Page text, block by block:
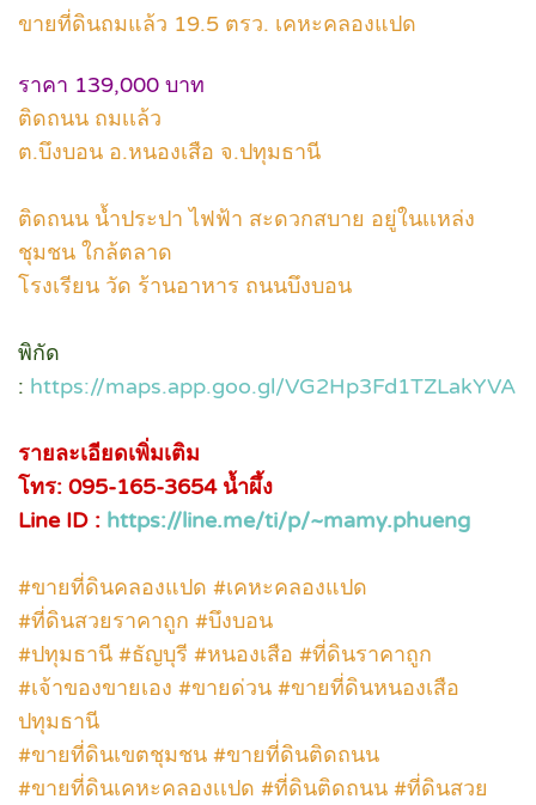
ขายที่ดินถมแล้ว 19.5 ตรว. เคหะคลองแปด
ราคา 139,000 บาท
ติดถนน ถมเเล้ว
ต.บึงบอน อ.หนองเสือ จ.ปทุมธานี
ติดถนน น้ำประปา ไฟฟ้า สะดวกสบาย อยู่ในเเหล่ง
ชุมชน ใกล้ตลาด
โรงเรียน วัด ร้านอาหาร ถนนบึงบอน
พิกัด
: https://maps.app.goo.gl/VG2Hp3Fd1TZLakYVA
รายละเอียดเพิ่มเติม
โทร: 095-165-3654 น้ำผึ้ง
Line ID : https://line.me/ti/p/~mamy.phueng
#ขายที่ดินคลองแปด #เคหะคลองแปด
#ที่ดินสวยราคาถูก #บึงบอน
#ปทุมธานี #ธัญบุรี #หนองเสือ #ที่ดินราคาถูก
#เจ้าของขายเอง #ขายด่วน #ขายที่ดินหนองเสือ
ปทุมธานี
#ขายที่ดินเขตชุมชน #ขายที่ดินติดถนน
#ขายที่ดินเคหะคลองเเปด #ที่ดินติดถนน #ที่ดินสวย